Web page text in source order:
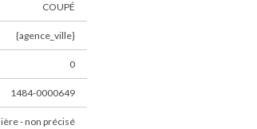
perçus côté
COUPÉ
{agence_ville}
0
1484-0000649
- non précisé